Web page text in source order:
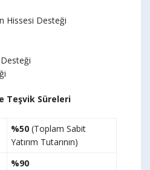
Hissesi Desteği
Teşvik Süreleri
%50 (Toplam Sabit
Yatırım Tutarının)
%90